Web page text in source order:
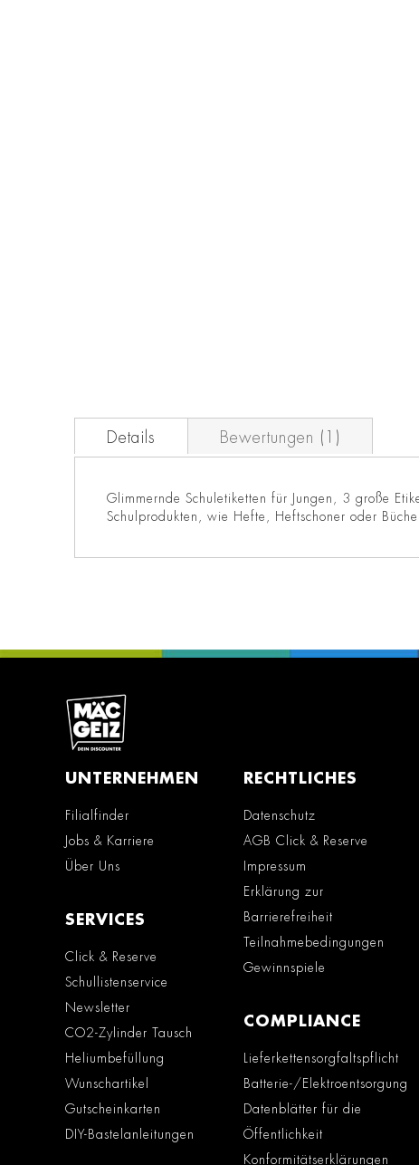
Details
Glimmernde Schuletiketten für Jungen, 3 große
Schulprodukten, wie Hefte, Heftschoner oder
Bewertungen
UNTERNEHMEN
Filialfinder
Jobs & Karriere
Über Uns
SERVICES
Click & Reserve
Schullistenservice
Newsletter
CO2-Zylinder Tausch
Heliumbefüllung
Wunschartikel
Gutscheinkarten
DIY-Bastelanleitungen
RECHTLICHES
Datenschutz
AGB Click & Reserve
Impressum
Erklärung zur
Barrierefreiheit
Teilnahmebedingungen
Gewinnspiele
COMPLIANCE
Lieferkettensorgfaltspflicht
Batterie-/Elektroentsorgung
Datenblätter für die
Öffentlichkeit
Konformitätserklärungen